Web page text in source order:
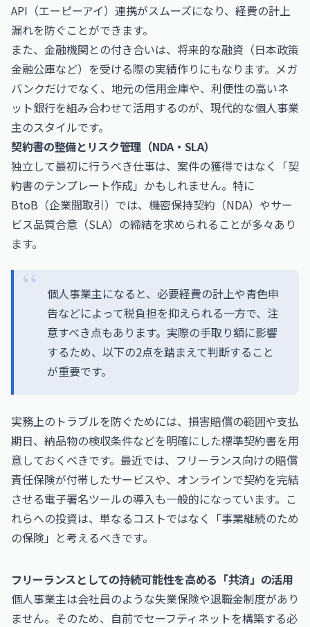
API（エーピーアイ）連携がスムーズになり、経費の計上
漏れを防ぐことができます。
また、金融機関との付き合いは、将来的な融資（日本政策
金融公庫など）を受ける際の実績作りにもなります。メガ
バンクだけでなく、地元の信用金庫や、利便性の高いネ
ット銀行を組み合わせて活用するのが、現代的な個人事業
主のスタイルです。
契約書の整備とリスク管理（NDA・SLA）
独立して最初に行うべき仕事は、案件の獲得ではなく「契
約書のテンプレート作成」かもしれません。特に
BtoB（企業間取引）では、機密保持契約（NDA）やサー
ビス品質合意（SLA）の締結を求められることが多々あり
ます。
個人事業主になると、必要経費の計上や青色申
告などによって税負担を抑えられる一方で、注
意すべき点もあります。実際の手取り額に影響
するため、以下の2点を踏まえて判断すること
が重要です。
実務上のトラブルを防ぐためには、損害賠償の範囲や支払
期日、納品物の検収条件などを明確にした標準契約書を用
意しておくべきです。最近では、フリーランス向けの賠償
責任保険が付帯したサービスや、オンラインで契約を完結
させる電子署名ツールの導入も一般的になっています。こ
れらへの投資は、単なるコストではなく「事業継続のため
の保険」と考えるべきです。
フリーランスとしての持続可能性を高める「共済」の活用
個人事業主は会社員のような失業保険や退職金制度があり
ません。そのため、自前でセーフティネットを構築する必